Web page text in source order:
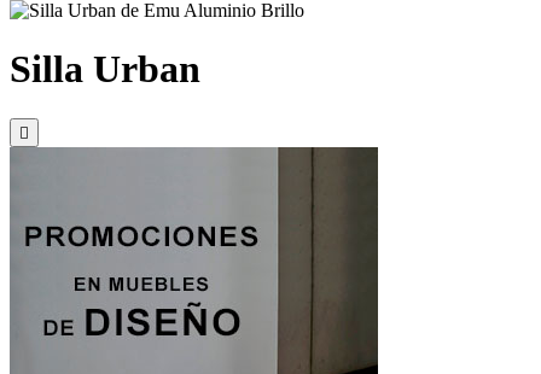
Silla Urban
